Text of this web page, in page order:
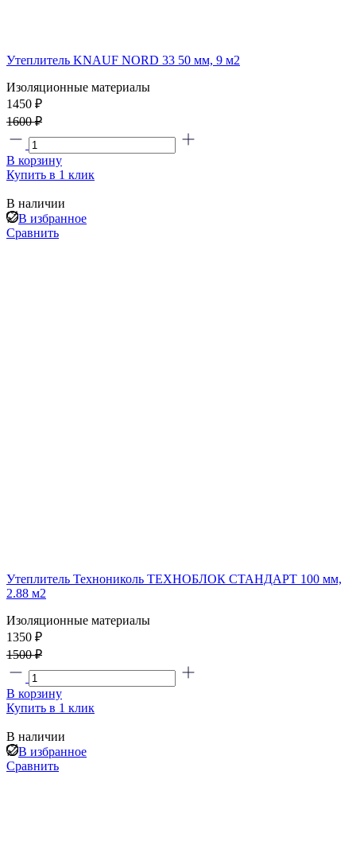
Утеплитель KNAUF NORD 33 50 мм, 9 м2
Изоляционные материалы
1450 ₽
1600 ₽
В корзину
Купить в 1 клик
В наличии
В избранное
Сравнить
Утеплитель Технониколь ТЕХНОБЛОК СТАНДАРТ 100 мм,
2.88 м2
Изоляционные материалы
1350 ₽
1500 ₽
В корзину
Купить в 1 клик
В наличии
В избранное
Сравнить